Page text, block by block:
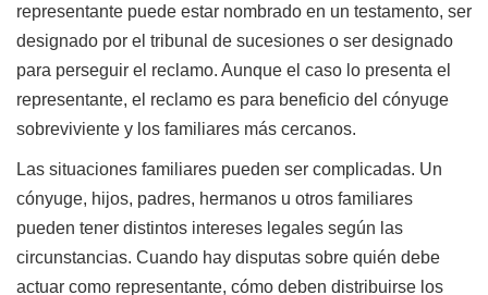
representante puede estar nombrado en un testamento, ser
designado por el tribunal de sucesiones o ser designado
para perseguir el reclamo. Aunque el caso lo presenta el
representante, el reclamo es para beneficio del cónyuge
sobreviviente y los familiares más cercanos.
Las situaciones familiares pueden ser complicadas. Un
cónyuge, hijos, padres, hermanos u otros familiares
pueden tener distintos intereses legales según las
circunstancias. Cuando hay disputas sobre quién debe
actuar como representante, cómo deben distribuirse los